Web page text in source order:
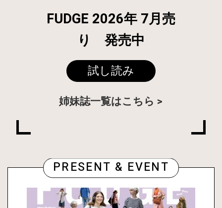
FUDGE 2026年 7月売
り 発売中
試し読み
姉妹誌一覧はこちら
PRESENT & EVENT